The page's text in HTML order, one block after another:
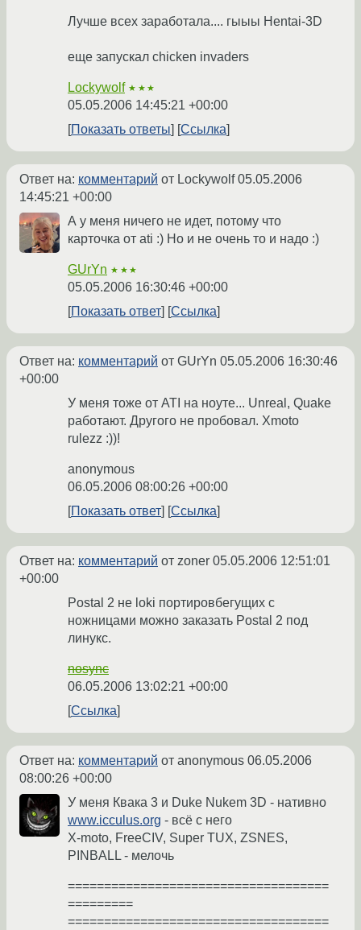
Лучше всех заработала.... гыыы Hentai-3D
еще запускал chicken invaders
Lockywolf ★★★
05.05.2006 14:45:21 +00:00
Показать ответы
Ссылка
Ответ на: комментарий от Lockywolf05.05.2006
14:45:21 +00:00
А у меня ничего не идет, потому что
карточка от ati :) Но и не очень то и надо :)
GUrYn ★★★
05.05.2006 16:30:46 +00:00
Показать ответ
Ссылка
Ответ на: комментарий от GUrYn 05.05.2006 16:30:46
+00:00
У меня тоже от ATI на ноуте... Unreal, Quake
работают. Другого не пробовал. Xmoto
rulezz :))!
anonymous
06.05.2006 08:00:26 +00:00
Показать ответ
Ссылка
Ответ на: комментарий от zoner 05.05.2006 12:51:01
+00:00
Postal 2 не loki портировбегущих с
ножницами можно заказать Postal 2 под
линукс.
nosync
06.05.2006 13:02:21 +00:00
Ссылка
Ответ на: комментарий от anonymous 06.05.2006
08:00:26 +00:00
У меня Квака 3 и Duke Nukem 3D - нативно
www.icculus.org - всё с него
X-moto, FreeCIV, Super TUX, ZSNES,
PINBALL - мелочь
====================================
=========
====================================